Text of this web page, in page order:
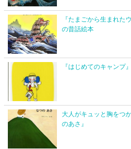
『たまごから生まれた
の昔話絵本
『はじめてのキャンプ
大人がキュッと胸をつ
のあさ』